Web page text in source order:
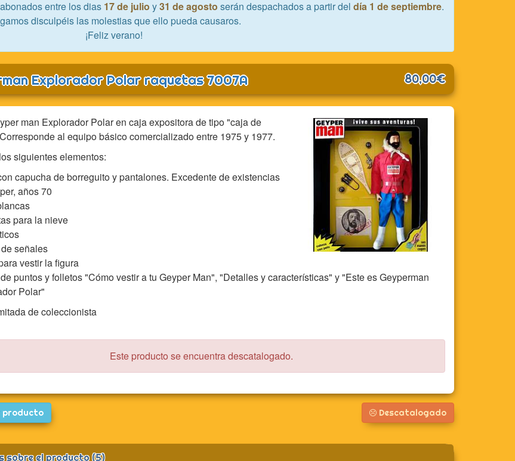
entre los dias 17 de julio y31 de agosto serán despachados a partir del día 1 de septiembre.
disculpéis las molestias que ello pueda causaros.
¡Feliz verano!
Explorador Polar raquetas 7007A 80,00€
man Explorador Polar en caja expositora de tipo "caja de
al equipo básico comercializado entre 1975 y 1977.
siguientes elementos:
capucha de borreguito y pantalones. Excedente de existencias
años 70
para la nieve
señales
vestir la figura
puntos y folletos "Cómo vestir a tu Geyper Man", "Detalles y características" y "Este es Geyperman
Polar"
de coleccionista
Este producto se encuentra descatalogado.
Descatalogado
sobre el producto (5)